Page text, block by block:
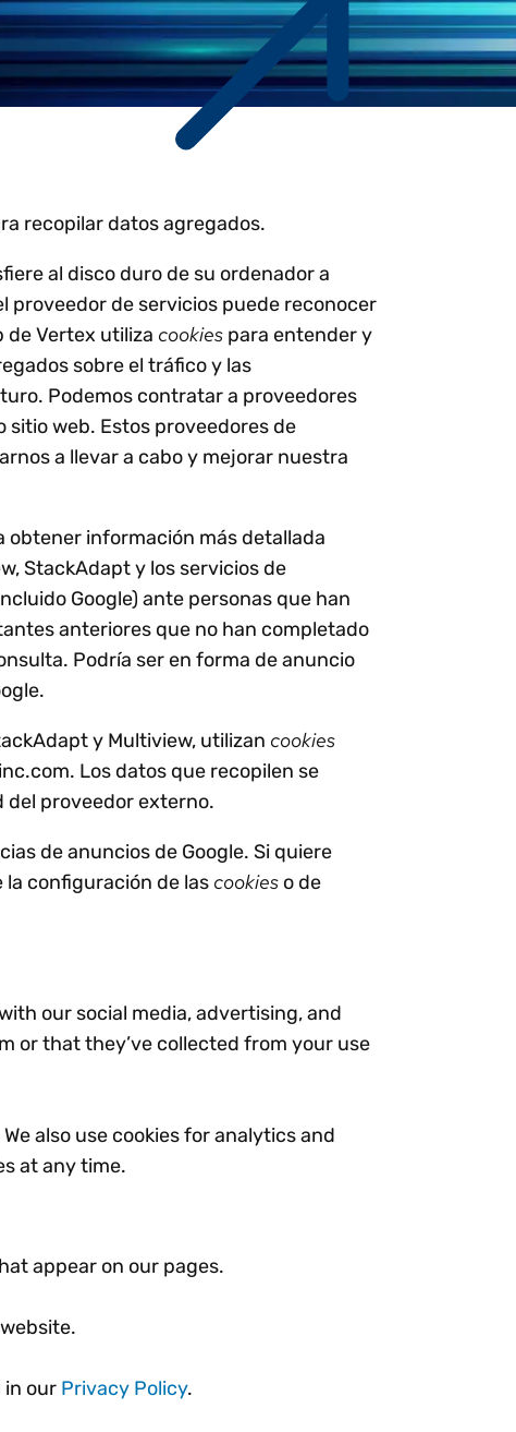
Workday
Netsuite
Ver todas las integraciones
Petróleo y gasWebcasts y eventos
Centro de confianza
se dan la
en Vertex
2026.
recopilar datos agregados.
al disco duro de su ordenador a
proveedor de servicios puede reconocer
de Vertex utiliza cookiespara entender y
sobre el tráfico y las
Podemos contratar a proveedores
web. Estos proveedores de
a llevar a cabo y mejorar nuestra
obtener información más detallada
StackAdapt y los servicios de
Google) ante personas que han
anteriores que no han completado
Podría ser en forma de anuncio
y Multiview, utilizan cookies
Los datos que recopilen se
del proveedor externo.
de anuncios de Google. Si quiere
configuración de las cookieso de
our social media, advertising, and
or that they’ve collected from your use
also use cookies for analytics and
at any time.
appear on our pages.
in our Privacy Policy.